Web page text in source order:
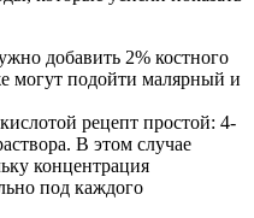
добавить 2% костного
могут подойти малярный и
рецепт простой: 4-
В этом случае
концентрация
под каждого